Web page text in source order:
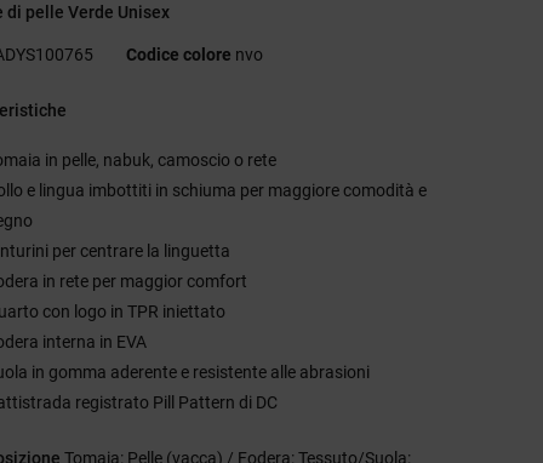
di pelle Verde Unisex
Codice colore nvo
in pelle, nabuk, camoscio o rete
e lingua imbottiti in schiuma per maggiore comodità e
per centrare la linguetta
in rete per maggior comfort
con logo in TPR iniettato
interna in EVA
in gomma aderente e resistente alle abrasioni
registrato Pill Pattern di DC
Tomaia: Pelle (vacca) / Fodera: Tessuto/Suola: